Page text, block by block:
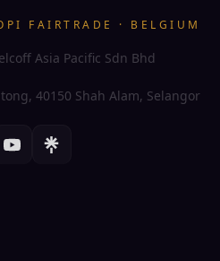
FAIRTRADE · BELGIUM
Asia Pacific Sdn Bhd
40150 Shah Alam, Selangor